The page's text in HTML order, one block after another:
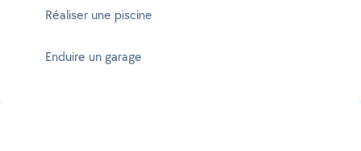
Réaliser une piscine
Enduire un garage